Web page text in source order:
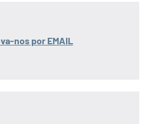
nos por EMAIL